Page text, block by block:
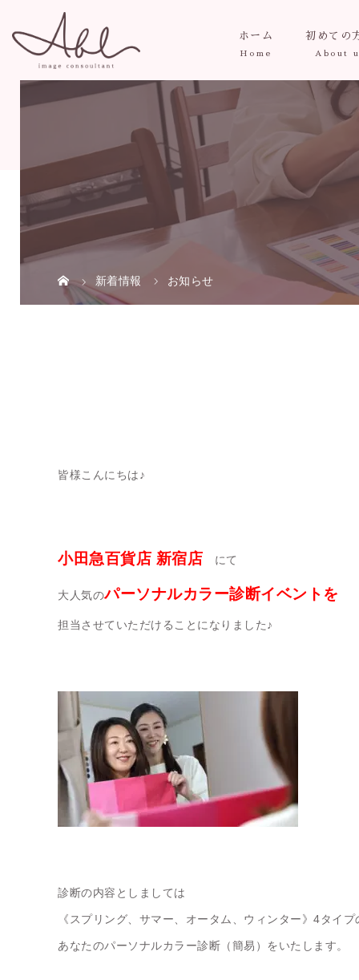
ホーム 初めての
新着情報 お知らせ
皆様こんにちは♪
小田急百貨店 新宿店 にて
大人気のパーソナルカラー診断イベントを
担当させていただけることになりました♪
診断の内容としましては
《スプリング、サマー、オータム、ウィンター》 4タイプ
あなたのパーソナルカラー診断（簡易） をいたします。